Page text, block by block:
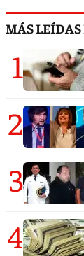
MÁS LEÍDAS
1
2
3
4